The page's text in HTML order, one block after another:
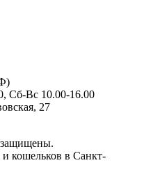
Сб-Вс 10.00-16.00
27
защищены.
кошельков в Санкт-